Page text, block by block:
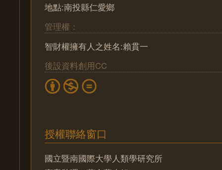
地點:南投縣仁愛鄉
管理權：
智財權擁有人之姓名:賴貫一
後設資料創用CC
授權聯絡窗口
國立暨南國際大學人類學研究所